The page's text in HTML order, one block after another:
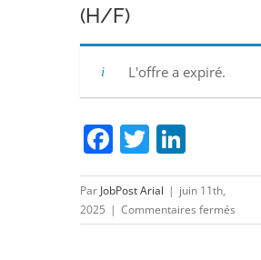
(H/F)
L'offre a expiré.
Facebook
Twitter
Par JobPost Arial | juin 11th,
2025 | Commentaires fermés